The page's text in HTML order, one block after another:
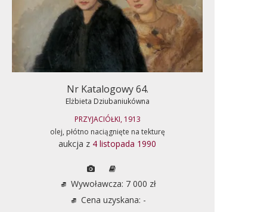
Nr Katalogowy 64.
Elżbieta Dziubaniukówna
PRZYJACIÓŁKI, 1913
olej, płótno naciągnięte na tekturę
aukcja z 4 listopada 1990
Wywoławcza: 7 000 zł
Cena uzyskana: -